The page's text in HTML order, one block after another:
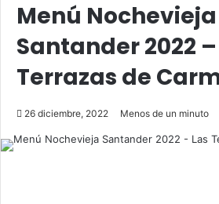
Menú Nochevieja
Santander 2022
Terrazas de
26 diciembre, 2022 Menos de un minuto